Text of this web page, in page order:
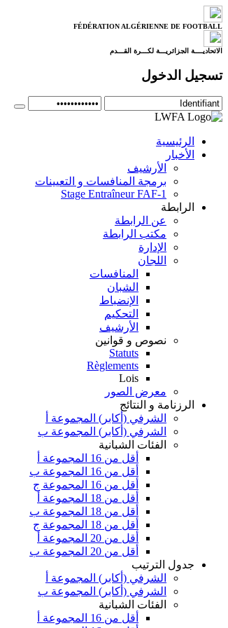
FÉDÉRATION ALGÉRIENNE DE FOOTBALL
الاتحاديــــة الجزائريـــة لكـــرة القـــدم
تسجيل الدخول
الرئيسية
الأخبار
الأرشيف
برمجة المنافسات و التعيينات
Stage Entraîneur FAF-1
الرابطة
عن الرابطة
مكتب الرابطة
الإدارة
اللجان
المنافسات
الشبان
الإنضباط
التحكيم
الأرشيف
نصوص و قوانين
Statuts
Règlements
Lois
معرض الصور
الرزنامة و النتائج
الشرفي (أكابر) المجموعة أ
الشرفي (أكابر) المجموعة ب
الفئات الشبانية
أقل من 16 المجموعة أ
أقل من 16 المجموعة ب
أقل من 16 المجموعة ج
أقل من 18 المجموعة أ
أقل من 18 المجموعة ب
أقل من 18 المجموعة ج
أقل من 20 المجموعة أ
أقل من 20 المجموعة ب
جدول الترتيب
الشرفي (أكابر) المجموعة أ
الشرفي (أكابر) المجموعة ب
الفئات الشبانية
أقل من 16 المجموعة أ